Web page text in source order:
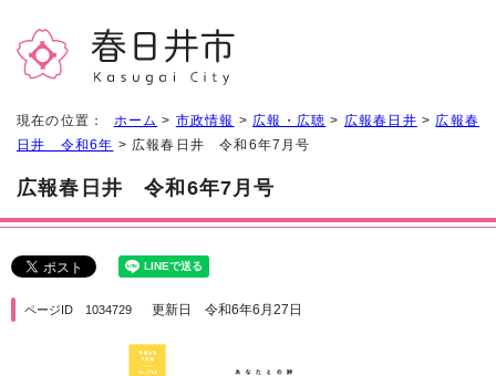
現在の位置： ホーム > 市政情報 > 広報・広聴 > 広報春日井 > 広報春
日井 令和6年 > 広報春日井 令和6年7月号
広報春日井 令和6年7月号
ページID 1034729 更新日 令和6年6月27日